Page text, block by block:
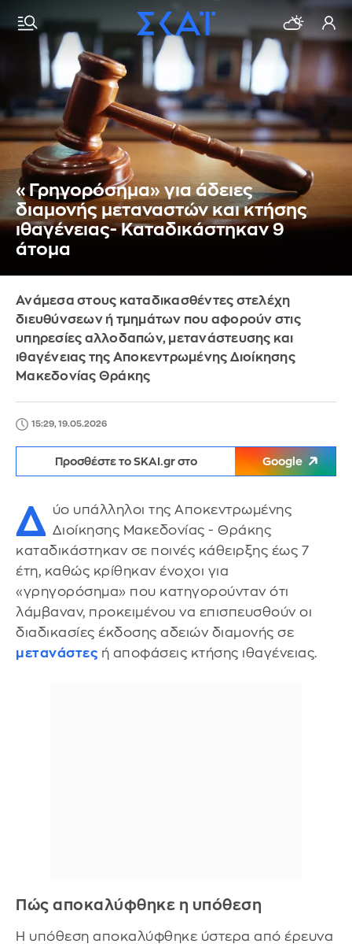
«Γρηγορόσημα» για άδειες
διαμονής μεταναστών και κτήσης
ιθαγένειας- Καταδικάστηκαν 9
άτομα
Ανάμεσα στους καταδικασθέντες στελέχη
διευθύνσεων ή τμημάτων που αφορούν στις
υπηρεσίες αλλοδαπών, μετανάστευσης και
ιθαγένειας της Αποκεντρωμένης Διοίκησης
Μακεδονίας Θράκης
15:29, 19.05.2026
Προσθέστε το SKAI.gr στο Google
Δ ύο υπάλληλοι της Αποκεντρωμένης
Διοίκησης Μακεδονίας - Θράκης
καταδικάστηκαν σε ποινές κάθειρξης έως 7
έτη, καθώς κρίθηκαν ένοχοι για
«γρηγορόσημα» που κατηγορούνταν ότι
λάμβαναν, προκειμένου να επισπευσθούν οι
διαδικασίες έκδοσης αδειών διαμονής σε
μετανάστες ή αποφάσεις κτήσης ιθαγένειας.
Πώς αποκαλύφθηκε η υπόθεση
Η υπόθεση αποκαλύφθηκε ύστερα από έρευνα